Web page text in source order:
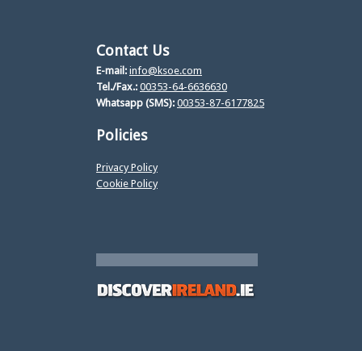
Contact Us
E-mail: info@ksoe.com
Tel./Fax.: 00353-64-6636630
Whatsapp (SMS): 00353-87-6177825
Policies
Privacy Policy
Cookie Policy